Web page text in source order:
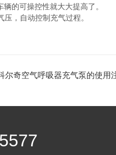
的可操控性就大大提高了。
，自动控制充气过程。
尔奇空气呼吸器充气泵的使用